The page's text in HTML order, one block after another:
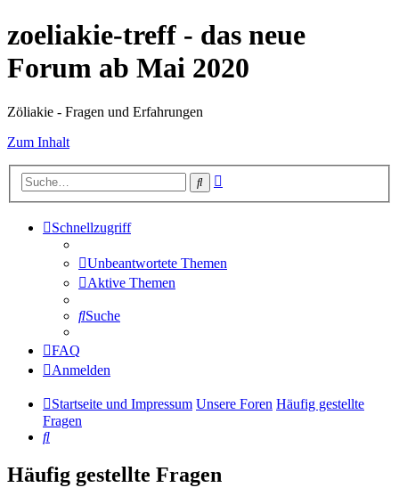
zoeliakie-treff - das neue
Forum ab Mai 2020
Zöliakie - Fragen und Erfahrungen
Zum Inhalt
Suche
Schnellzugriff
Unbeantwortete Themen
Aktive Themen
Suche
FAQ
Anmelden
Startseite und Impressum Unsere Foren Häufig gestellte
Fragen
Suche
Häufig gestellte Fragen